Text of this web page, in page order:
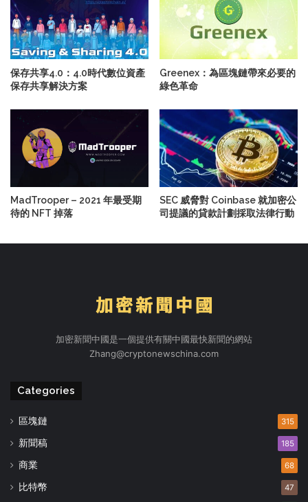
保存共享4.0：4.0時代數位資產
保存共享解決方案
Greenex：為區塊鏈帶來必要的
綠色革命
MadTrooper – 2021 年最受期
待的 NFT 掉落
SEC 威脅對 Coinbase 就加密公
司提議的貸款計劃採取法律行動
加密新聞中國是一個提供有關中國最快新聞的網站
Zhang@cryptonewschina.com
Categories
區塊鏈 315
新聞稿 185
商業 68
比特幣 47